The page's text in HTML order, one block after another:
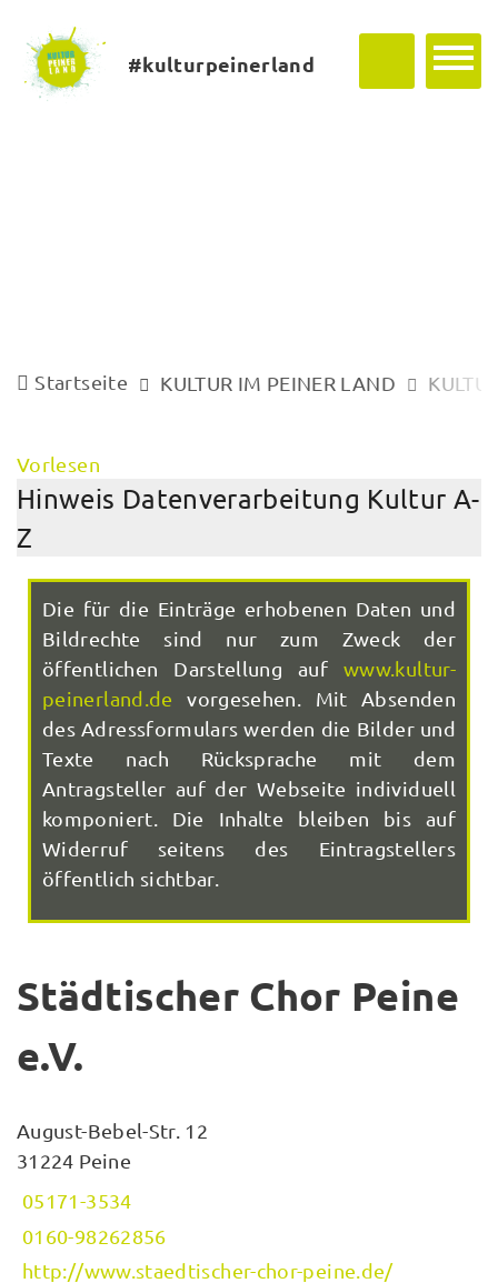
#kulturpeinerland
Startseite KULTUR IM PEINER LAND
Vorlesen
Hinweis Datenverarbeitung Kultur A-
Z
Die für die Einträge erhobenen Daten und
Bildrechte sind nur zum Zweck der
öffentlichen Darstellung aufwww.kultur-
peinerland.de vorgesehen. Mit Absenden
des Adressformulars werden die Bilder und
Texte nach Rücksprache mit dem
Antragsteller auf der Webseite individuell
komponiert. Die Inhalte bleiben bis auf
Widerruf seitens des Eintragstellers
öffentlich sichtbar.
Städtischer Chor Peine
e.V.
August-Bebel-Str. 12
31224 Peine
05171-3534
0160-98262856
http://www.staedtischer-chor-peine.de/